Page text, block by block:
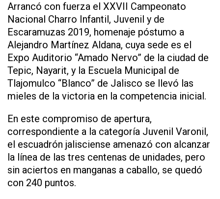
Arrancó con fuerza el XXVII Campeonato
Nacional Charro Infantil, Juvenil y de
Escaramuzas 2019, homenaje póstumo a
Alejandro Martínez Aldana, cuya sede es el
Expo Auditorio “Amado Nervo” de la ciudad de
Tepic, Nayarit, y la Escuela Municipal de
Tlajomulco “Blanco” de Jalisco se llevó las
mieles de la victoria en la competencia inicial.
En este compromiso de apertura,
correspondiente a la categoría Juvenil Varonil,
el escuadrón jalisciense amenazó con alcanzar
la línea de las tres centenas de unidades, pero
sin aciertos en manganas a caballo, se quedó
con 240 puntos.